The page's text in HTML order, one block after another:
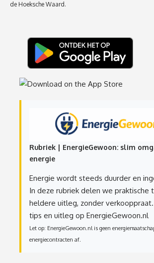
de Hoeksche Waard.
Rubriek | EnergieGewoon: slim
energie
Energie wordt steeds duurder en
In deze rubriek delen we praktische
heldere uitleg, zonder verkooppraat.
tips en uitleg op EnergieGewoon.nl
Let op: EnergieGewoon.nl is geen
energiecontracten af.